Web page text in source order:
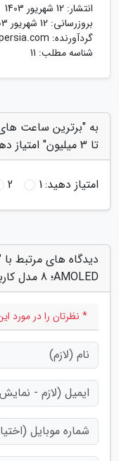
انتشار: 12 شهریور 1403
بروزرسانی: 12 شهریور 1403
گردآورنده:
شناسه مطلب: 11
تا 3 میلیون" امتیاز دهید
امتیاز دهید:1
2
دیدگاه های مرتبط
AMOLED؛ 8 مدل کاربرپسند تا 3 میلیون"
* نظرتان را در مورد